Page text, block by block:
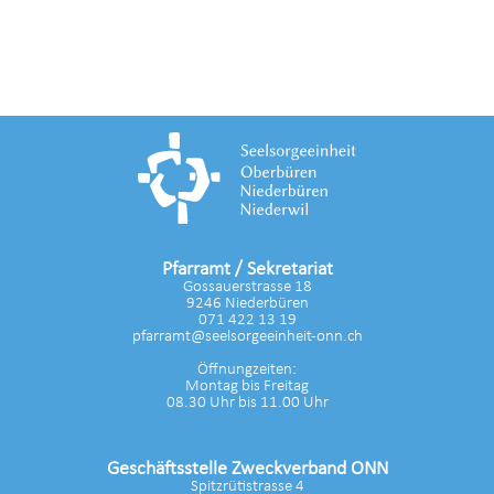
Pfarramt / Sekretariat
Gossauerstrasse 18
9246 Niederbüren
071 422 13 19
pfarramt@seelsorgeeinheit-onn.ch
Öffnungzeiten:
Montag bis Freitag
08.30 Uhr bis 11.00 Uhr
Geschäftsstelle Zweckverband ONN
Spitzrütistrasse 4